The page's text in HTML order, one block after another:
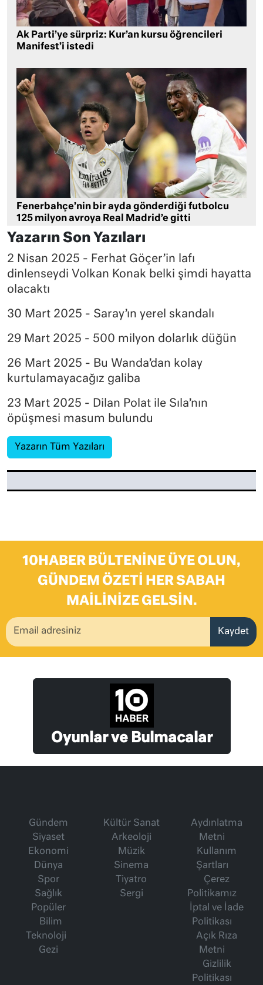
Ak Parti’ye sürpriz: Kur’an kursu öğrencileri
Manifest’i istedi
Fenerbahçe’nin bir ayda gönderdiği futbolcu
125 milyon avroya Real Madrid’e gitti
Yazarın Son Yazıları
2 Nisan 2025 - Ferhat Göçer’in lafı
dinlenseydi Volkan Konak belki şimdi hayatta
olacaktı
30 Mart 2025 - Saray’ın yerel skandalı
29 Mart 2025 - 500 milyon dolarlık düğün
26 Mart 2025 - Bu Wanda’dan kolay
kurtulamayacağız galiba
23 Mart 2025 - Dilan Polat ile Sıla’nın
öpüşmesi masum bulundu
Yazarın Tüm Yazıları
10HABER BÜLTENINE ÜYE OLUN,
GÜNDEM ÖZETI HER SABAH
MAILINIZE GELSIN.
Kaydet
Oyunlar ve Bulmacalar
Gündem
Siyaset
Ekonomi
Dünya
Spor
Sağlık
Popüler
Bilim
Teknoloji
Gezi
Kültür Sanat
Arkeoloji
Müzik
Sinema
Tiyatro
Sergi
Aydınlatma
Metni
Kullanım
Şartları
Çerez
Politikamız
İptal ve İade
Politikası
Açık Rıza
Metni
Gizlilik
Politikası